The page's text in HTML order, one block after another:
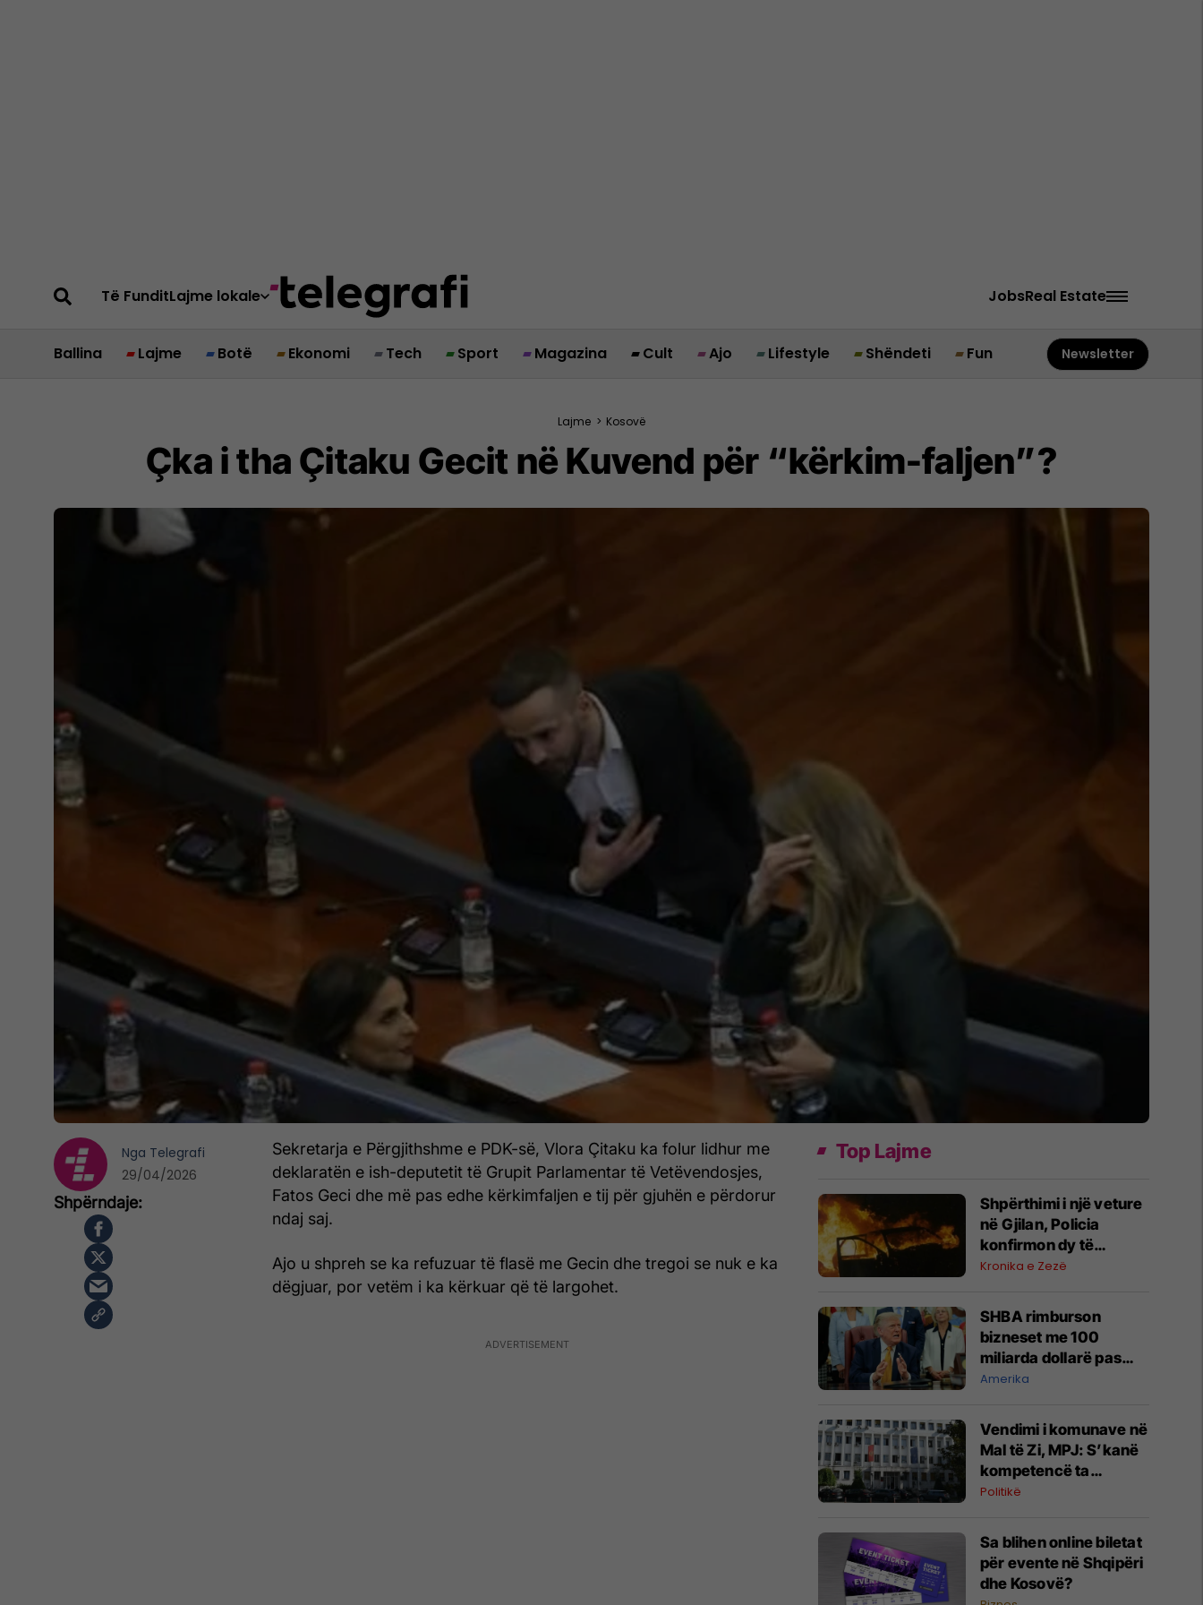
Të FunditLajme lokale JobsReal Estate
Ballina Lajme Botë Ekonomi Tech Sport Magazina Cult Ajo Lifestyle Shëndeti Fun Newsletter
Lajme > Kosovë
Çka i tha Çitaku Gecit në Kuvend për “kërkim-faljen”?
Sekretarja e Përgjithshme e PDK-së, Vlora Çitaku ka folur lidhur me
deklaratën e ish-deputetit të Grupit Parlamentar të Vetëvendosjes,
Fatos Geci dhe më pas edhe kërkimfaljen e tij për gjuhën e përdorur
ndaj saj.
Ajo u shpreh se ka refuzuar të flasë me Gecin dhe tregoi se nuk e ka
dëgjuar, por vetëm i ka kërkuar që të largohet.
Nga Telegrafi
29/04/2026
Top Lajme
Shpërthimi i një veture
në Gjilan, Policia
konfirmon dy të
lënduar
Kronika e Zezë
SHBA rimburson
bizneset me 100
miliarda dollarë pas
anulimit të tarifave të
Amerika
Vendimi i komunave në
Mal të Zi, MPJ: S’kanë
kompetencë ta
ç’njohin Kosovën
Politikë
Sa blihen online biletat
për evente në Shqipëri
dhe Kosovë?